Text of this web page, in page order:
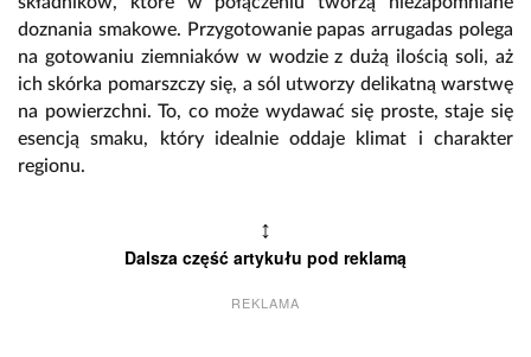
doznania smakowe. Przygotowanie papas arrugadas polega
na gotowaniu ziemniaków w wodzie z dużą ilością soli, aż
ich skórka pomarszczy się, a sól utworzy delikatną warstwę
na powierzchni. To, co może wydawać się proste, staje się
esencją smaku, który idealnie oddaje klimat i charakter
regionu.
↕
Dalsza część artykułu pod reklamą
REKLAMA